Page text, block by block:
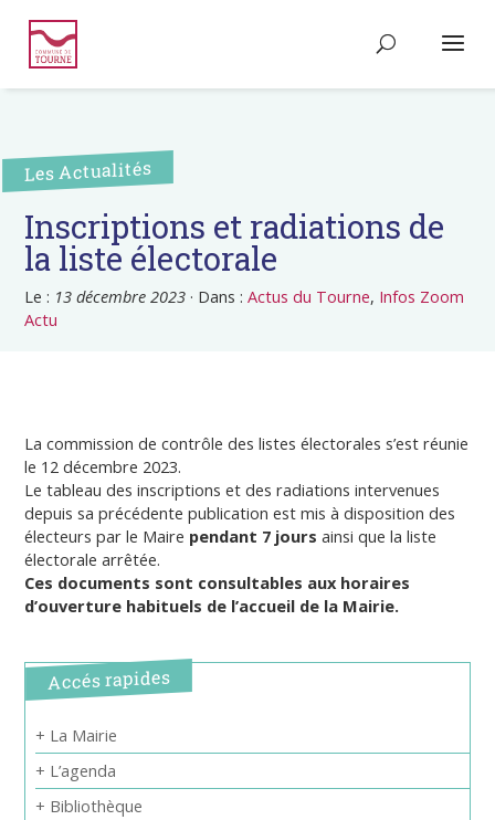
Les Actualités
Inscriptions et radiations de
la liste électorale
Le : 13 décembre 2023 · Dans :Actus du Tourne, Infos Zoom
Actu
La commission de contrôle des listes électorales s’est réunie
le 12 décembre 2023.
Le tableau des inscriptions et des radiations intervenues
depuis sa précédente publication est mis à disposition des
électeurs par le Maire pendant 7 jours ainsi que la liste
électorale arrêtée.
Ces documents sont consultables aux horaires
d’ouverture habituels de l’accueil de la Mairie.
Accés rapides
+ La Mairie
+ L’agenda
+ Bibliothèque